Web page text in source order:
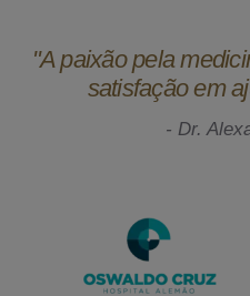
"A paixão pela
satisfação em
- Dr.